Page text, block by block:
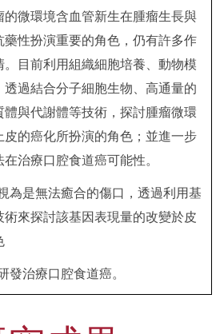
的微環境含血管新生在腫瘤生長與
藥性扮演重要的角色，仍有許多作
。目前利用組織細胞培養、動物模
透過結合分子細胞生物、高通量的
體與代謝體等技術，探討腫瘤微環
皮的癌化所扮演的角色；並進一步
治療口腔食道癌可能性。
為是無法癒合的傷口，透過利用基
術來探討該基因表現量的改變於皮
發治療口腔食道癌。